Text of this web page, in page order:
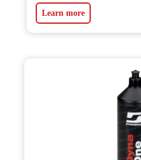
Learn more